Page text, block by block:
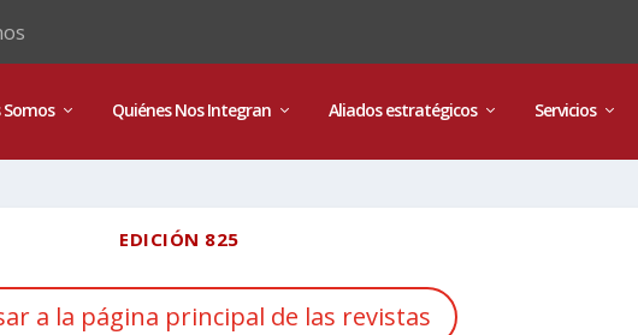
Somos Quiénes Nos Integran Aliados estratégicos Servicios
EDICIÓN 825
a la página principal de las revistas